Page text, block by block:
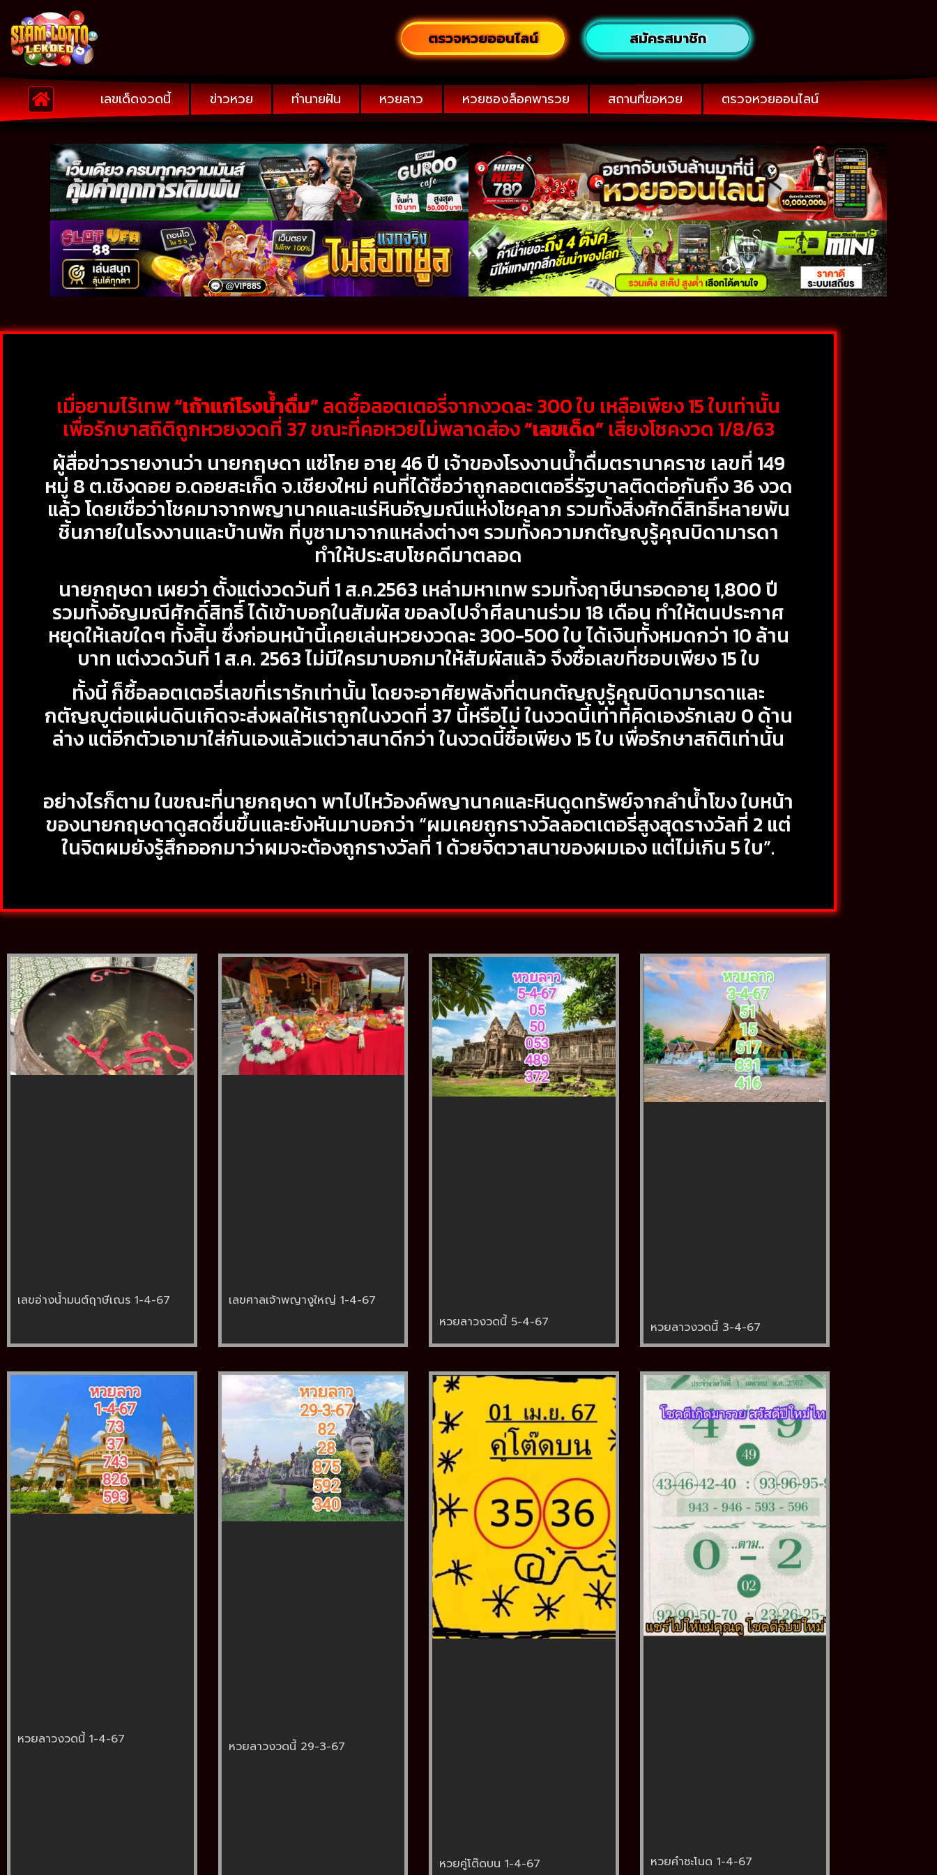
ตรวจหวยออนไลน์ สมัครสมาชิก
เลขเด็ดงวดนี้ ข่าวหวย ทำนายฝัน หวยลาว หวยซองล็อคพารวย สถานที่ขอหวย ตรวจหวยออนไลน์
เมื่อยามไร้เทพ“เถ้าแก่โรงน้ำดื่ม”ลดซื้อลอตเตอรี่จากงวดละ 300 ใบ เหลือเพียง 15 ใบเท่านั้น
เพื่อรักษาสถิติถูกหวยงวดที่ 37 ขณะที่คอหวยไม่พลาดส่อง“เลขเด็ด”เสี่ยงโชคงวด 1/8/63
ผู้สื่อข่าวรายงานว่า นายกฤษดา แซ่โกย อายุ 46 ปี เจ้าของโรงงานน้ำดื่มตรานาคราช เลขที่ 149
หมู่ 8 ต.เชิงดอย อ.ดอยสะเก็ด จ.เชียงใหม่ คนที่ได้ชื่อว่าถูกลอตเตอรี่รัฐบาลติดต่อกันถึง 36 งวด
แล้ว โดยเชื่อว่าโชคมาจากพญานาคและแร่หินอัญมณีแห่งโชคลาภ รวมทั้งสิ่งศักดิ์สิทธิ์หลายพัน
ชิ้นภายในโรงงานและบ้านพัก ที่บูชามาจากแหล่งต่างๆ รวมทั้งความกตัญญูรู้คุณบิดามารดา
ทำให้ประสบโชคดีมาตลอด
นายกฤษดา เผยว่า ตั้งแต่งวดวันที่ 1 ส.ค.2563 เหล่ามหาเทพ รวมทั้งฤาษีนารอดอายุ 1,800 ปี
รวมทั้งอัญมณีศักดิ์สิทธิ์ ได้เข้าบอกในสัมผัส ขอลงไปจำศีลนานร่วม 18 เดือน ทำให้ตนประกาศ
หยุดให้เลขใดๆ ทั้งสิ้น ซึ่งก่อนหน้านี้เคยเล่นหวยงวดละ 300-500 ใบ ได้เงินทั้งหมดกว่า 10 ล้าน
บาท แต่งวดวันที่ 1 ส.ค. 2563 ไม่มีใครมาบอกมาให้สัมผัสแล้ว จึงซื้อเลขที่ชอบเพียง 15 ใบ
ทั้งนี้ ก็ซื้อลอตเตอรี่เลขที่เรารักเท่านั้น โดยจะอาศัยพลังที่ตนกตัญญูรู้คุณบิดามารดาและ
กตัญญูต่อแผ่นดินเกิดจะส่งผลให้เราถูกในงวดที่ 37 นี้หรือไม่ ในงวดนี้เท่าที่คิดเองรักเลข 0 ด้าน
ล่าง แต่อีกตัวเอามาใส่กันเองแล้วแต่วาสนาดีกว่า ในงวดนี้ซื้อเพียง 15 ใบ เพื่อรักษาสถิติเท่านั้น
อย่างไรก็ตาม ในขณะที่นายกฤษดา พาไปไหว้องค์พญานาคและหินดูดทรัพย์จากลำน้ำโขง ใบหน้า
ของนายกฤษดาดูสดชื่นขึ้นและยังหันมาบอกว่า “ผมเคยถูกรางวัลลอตเตอรี่สูงสุดรางวัลที่ 2 แต่
ในจิตผมยังรู้สึกออกมาว่าผมจะต้องถูกรางวัลที่ 1 ด้วยจิตวาสนาของผมเอง แต่ไม่เกิน 5 ใบ”.
เลขอ่างน้ำมนต์ฤาษีเณร 1-4-67
เลขศาลเจ้าพญางูใหญ่ 1-4-67
หวยลาวงวดนี้ 5-4-67
หวยลาวงวดนี้ 3-4-67
หวยลาวงวดนี้ 1-4-67 หวยลาวงวดนี้ 29-3-67
หวยคู่โต๊ดบน 1-4-67 หวยคำชะโนด 1-4-67